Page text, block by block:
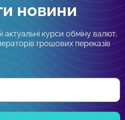
новини
курси обміну валют,
грошових переказів